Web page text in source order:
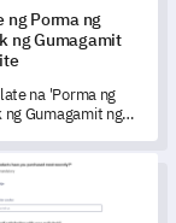
ng Porma ng
ng Gumagamit
na 'Porma ng
ng Gumagamit ng
magkaroon ng
pag-unawa
gumagamit at
sa site.
ng Club
ng Formularyo ng